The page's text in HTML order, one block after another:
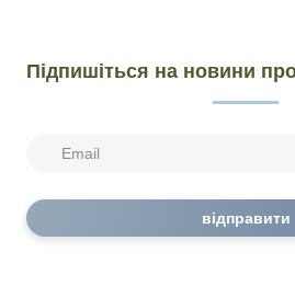
Підпишіться на новини
відправити